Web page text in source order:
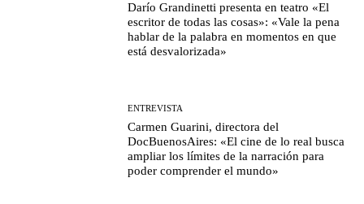
Darío Grandinetti presenta en teatro «El
escritor de todas las cosas»: «Vale la pena
hablar de la palabra en momentos en que
está desvalorizada»
ENTREVISTA
Carmen Guarini, directora del
DocBuenosAires: «El cine de lo real busca
ampliar los límites de la narración para
poder comprender el mundo»